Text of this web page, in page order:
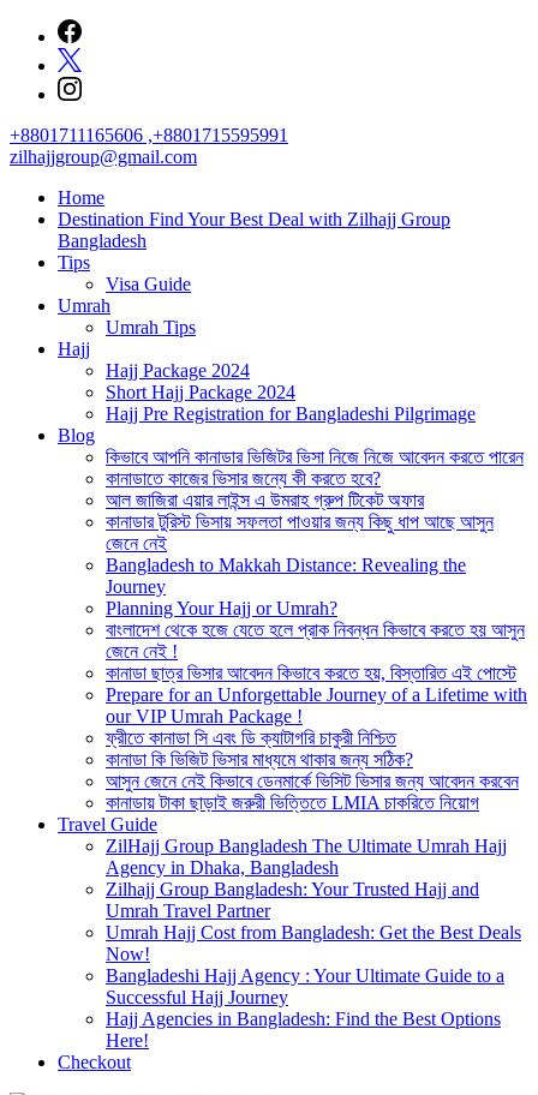
content
+8801711165606 ,+8801715595991
zilhajjgroup@gmail.com
Home
Destination Find Your Best Deal with Zilhajj Group
Bangladesh
Tips
Visa Guide
Umrah
Umrah Tips
Hajj
Hajj Package 2024
Short Hajj Package 2024
Hajj Pre Registration for Bangladeshi Pilgrimage
Blog
কিভাবে আপনি কানাডার ভিজিটর ভিসা নিজে নিজে আবেদন করতে পারেন
কানাডাতে কাজের ভিসার জন্যে কী করতে হবে?
আল জাজিরা এয়ার লাইন্স এ উমরাহ গ্রুপ টিকেট অফার
কানাডার টুরিস্ট ভিসায় সফলতা পাওয়ার জন্য কিছু ধাপ আছে আসুন
জেনে নেই
Bangladesh to Makkah Distance: Revealing the
Journey
Planning Your Hajj or Umrah?
বাংলাদেশ থেকে হজে যেতে হলে প্রাক নিবন্ধন কিভাবে করতে হয় আসুন
জেনে নেই !
কানাডা ছাত্র ভিসার আবেদন কিভাবে করতে হয়, বিস্তারিত এই পোস্টে
Prepare for an Unforgettable Journey of a Lifetime with
our VIP Umrah Package !
ফ্রীতে কানাডা সি এবং ডি ক্যাটাগরি চাকুরী নিশ্চিত
কানাডা কি ভিজিট ভিসার মাধ্যমে থাকার জন্য সঠিক?
আসুন জেনে নেই কিভাবে ডেনমার্কে ভিসিট ভিসার জন্য আবেদন করবেন
কানাডায় টাকা ছাড়াই জরুরী ভিত্তিতে LMIA চাকরিতে নিয়োগ
Travel Guide
ZilHajj Group Bangladesh The Ultimate Umrah Hajj
Agency in Dhaka, Bangladesh
Zilhajj Group Bangladesh: Your Trusted Hajj and
Umrah Travel Partner
Umrah Hajj Cost from Bangladesh: Get the Best Deals
Now!
Bangladeshi Hajj Agency : Your Ultimate Guide to a
Successful Hajj Journey
Hajj Agencies in Bangladesh: Find the Best Options
Here!
Checkout